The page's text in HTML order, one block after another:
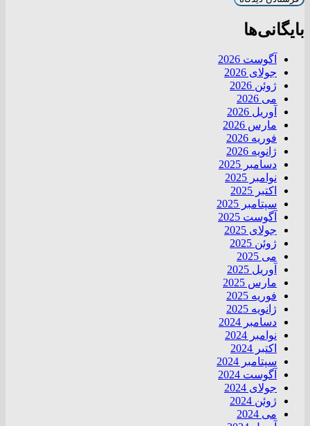
بایگانی‌ها
آگوست 2026
جولای 2026
ژوئن 2026
می 2026
آوریل 2026
مارس 2026
فوریه 2026
ژانویه 2026
دسامبر 2025
نوامبر 2025
اکتبر 2025
سپتامبر 2025
آگوست 2025
جولای 2025
ژوئن 2025
می 2025
آوریل 2025
مارس 2025
فوریه 2025
ژانویه 2025
دسامبر 2024
نوامبر 2024
اکتبر 2024
سپتامبر 2024
آگوست 2024
جولای 2024
ژوئن 2024
می 2024